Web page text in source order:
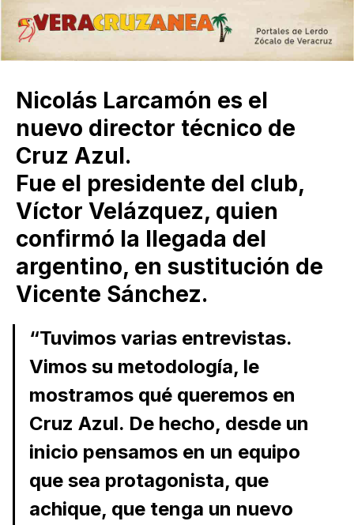
Nicolás Larcamón es el
nuevo director técnico de
Cruz Azul.
Fue el presidente del club,
Víctor Velázquez, quien
confirmó la llegada del
argentino, en sustitución de
Vicente Sánchez.
“Tuvimos varias entrevistas.
Vimos su metodología, le
mostramos qué queremos en
Cruz Azul. De hecho, desde un
inicio pensamos en un equipo
que sea protagonista, que
achique, que tenga un nuevo